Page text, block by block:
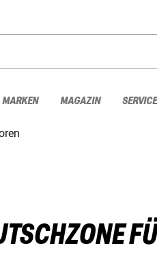
MARKEN MAGAZIN SERVICE